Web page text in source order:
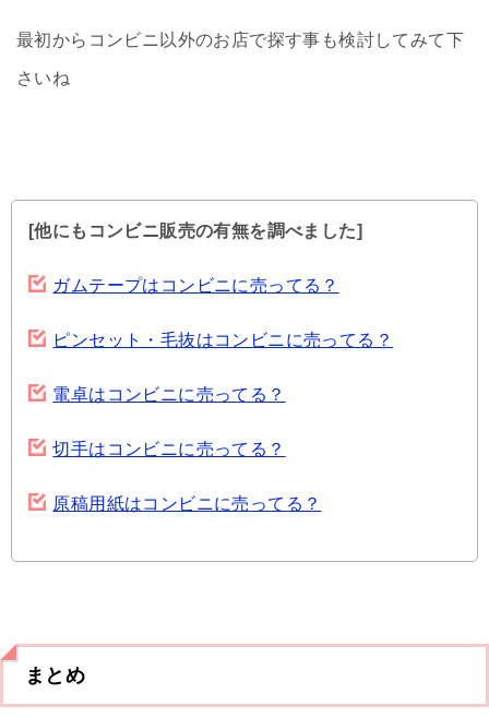
最初からコンビニ以外のお店で探す事も検討してみて下
さいね
[他にもコンビニ販売の有無を調べました]
ガムテープはコンビニに売ってる？
ピンセット・毛抜はコンビニに売ってる？
電卓はコンビニに売ってる？
切手はコンビニに売ってる？
原稿用紙はコンビニに売ってる？
まとめ